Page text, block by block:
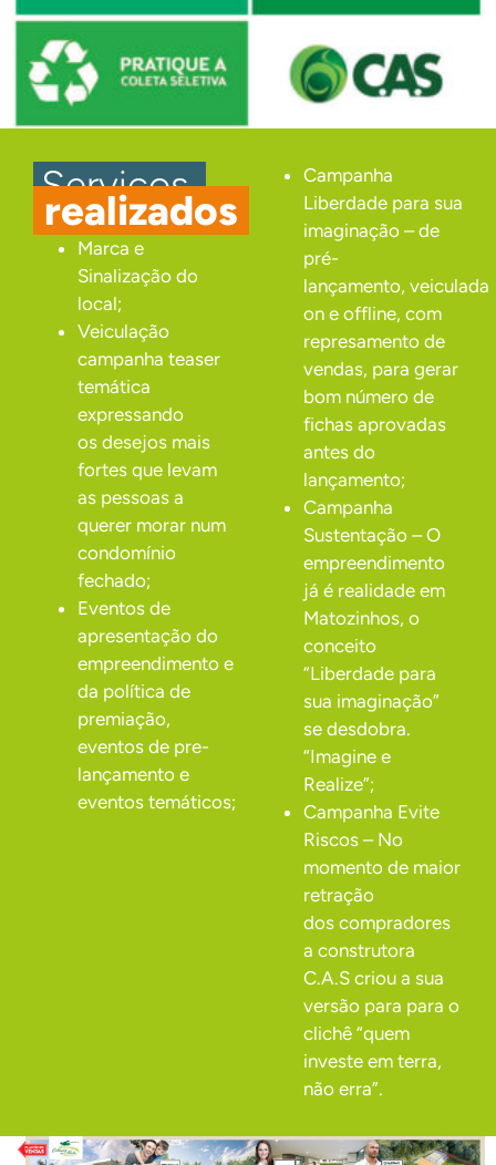
.Serviços.
realizados
Marca e
Sinalização do
local;
Veiculação
campanha teaser
temática
expressando
os desejos mais
fortes que levam
as pessoas a
querer morar num
condomínio
fechado;
Eventos de
apresentação do
empreendimento e
da política de
premiação,
eventos de pre-
lançamento e
eventos temáticos;
Campanha
Liberdade para sua
imaginação – de
pré-
lançamento, veiculada
on e offline, com
represamento de
vendas, para gerar
bom número de
fichas aprovadas
antes do
lançamento;
Campanha
Sustentação – O
empreendimento
já é realidade em
Matozinhos, o
conceito
“Liberdade para
sua imaginação”
se desdobra.
“Imagine e
Realize”;
Campanha Evite
Riscos – No
momento de maior
retração
dos compradores
a construtora
C.A.S criou a sua
versão para para o
clichê “quem
investe em terra,
não erra”.